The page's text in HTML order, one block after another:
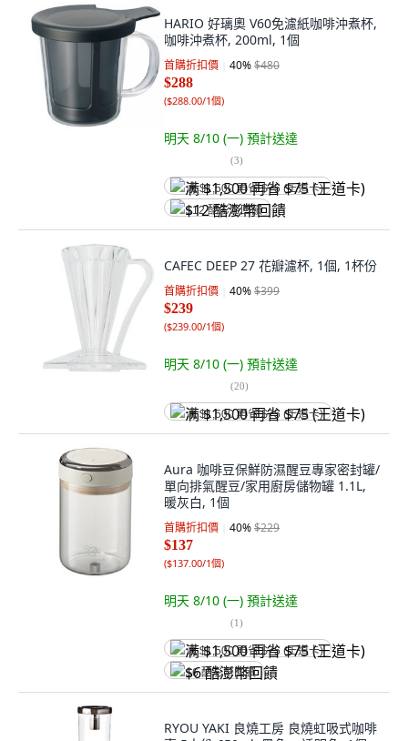
HARIO 好璃奧 V60免濾紙咖啡沖煮杯,
咖啡沖煮杯, 200ml, 1個
首購折扣價 40%$480
$288
($288.00/1個)
明天 8/10 (一) 預計送達
(3)
满 $1,500 再省 $75 (王道卡)
$12 酷澎幣回饋
CAFEC DEEP 27 花瓣濾杯, 1個, 1杯份
首購折扣價 40%$399
$239
($239.00/1個)
明天 8/10 (一) 預計送達
(20)
满 $1,500 再省 $75 (王道卡)
Aura 咖啡豆保鮮防濕醒豆專家密封罐/
單向排氣醒豆/家用廚房儲物罐 1.1L,
暖灰白, 1個
首購折扣價 40%$229
$137
($137.00/1個)
明天 8/10 (一) 預計送達
(1)
满 $1,500 再省 $75 (王道卡)
$6 酷澎幣回饋
RYOU YAKI 良燒工房 良燒虹吸式咖啡